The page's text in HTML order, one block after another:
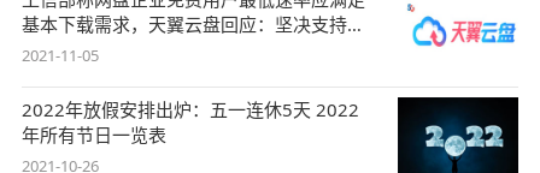
基本下载需求，天翼云盘回应：坚决支持，
始终
2021-11-05
2022年放假安排出炉：五一连休5天 2022
年所有节日一览表
2021-10-26